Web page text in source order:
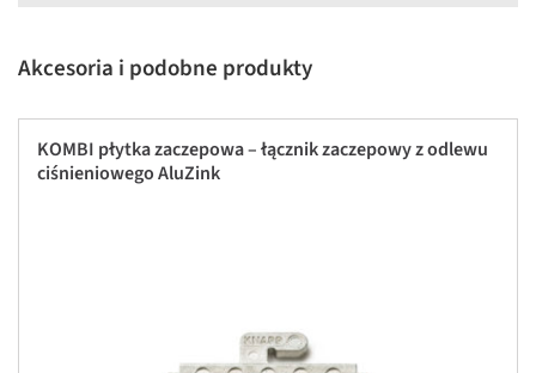
Akcesoria i podobne produkty
KOMBI płytka zaczepowa – łącznik zaczepowy z odlewu
ciśnieniowego AluZink